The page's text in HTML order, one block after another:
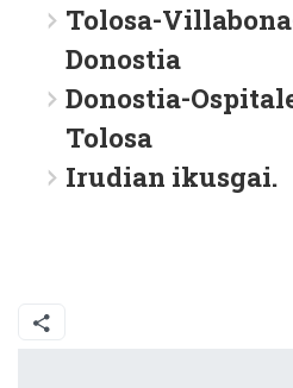
Tolosa-
Donostia
Donostia-
Tolosa
Irudian ikusgai.